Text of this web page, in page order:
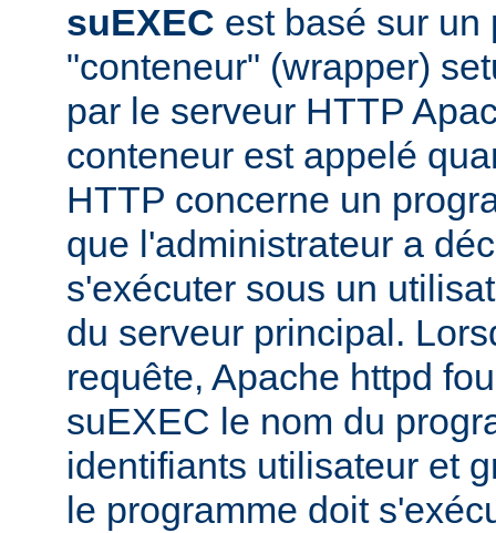
suEXEC est basé sur un
"conteneur" (wrapper)
par le serveur HTTP
conteneur est appelé
HTTP concerne un
que l'administrateur a
s'exécuter sous un
du serveur principal.
requête, Apache httpd
suEXEC le nom du
identifiants utilisateur et
le programme doit